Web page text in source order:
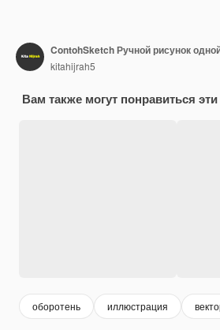
ContohSketch Ручной рисунок
kitahijrah5
Вам также могут понравиться
оборотень иллюстрация